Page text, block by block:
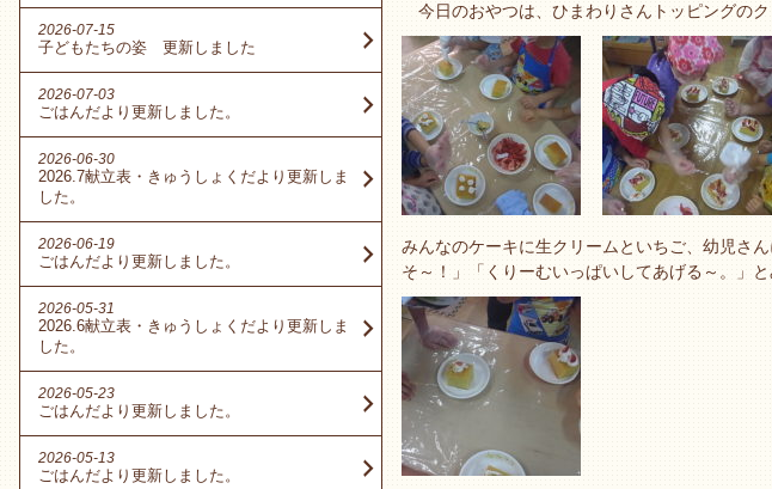
今日のおやつは、ひまわりさんトッピングのク
みんなのケーキに生クリームといちご、幼児さ
そ～！」「くりーむいっぱいしてあげる～。」
2026-07-15
子どもたちの姿 更新しました
2026-07-03
ごはんだより更新しました。
2026-06-30
2026.7献立表・きゅうしょくだより更新しま
した。
2026-06-19
ごはんだより更新しました。
2026-05-31
2026.6献立表・きゅうしょくだより更新しま
した。
2026-05-23
ごはんだより更新しました。
2026-05-13
ごはんだより更新しました。